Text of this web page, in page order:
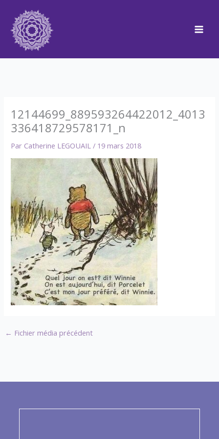
contenu
12144699_889593264422012_4013
336418729578171_n
Par Catherine LEGOUAIL/ 19 mars 2018
← Fichier média précédent